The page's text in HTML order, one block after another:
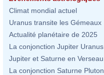
Climat mondial actuel
Uranus transite les Gémeaux
Actualité planétaire de 2025
La conjonction Jupiter Uranus
Jupiter et Saturne en Verseau
La conjonction Saturne Pluton